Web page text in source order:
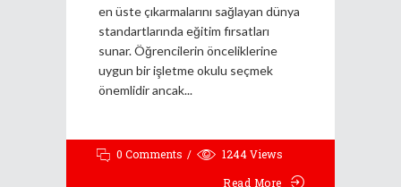
en üste çıkarmalarını sağlayan dünya
standartlarında eğitim fırsatları
sunar. Öğrencilerin önceliklerine
uygun bir işletme okulu seçmek
önemlidir ancak
0 Comments 1244Views
Read More